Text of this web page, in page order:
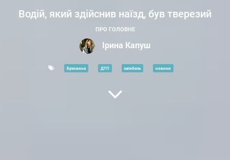
Водій, який здійснив наїзд, був тверезий
ПРО ГОЛОВНЕ
Ірина Капуш
Буковина ДТП загибель новини